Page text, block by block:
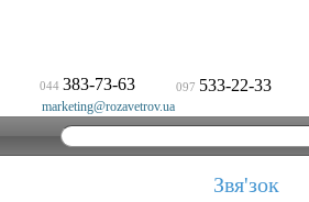
044 383-73-63 097 533-22-33
marketing@rozavetrov.ua
Звя'зок